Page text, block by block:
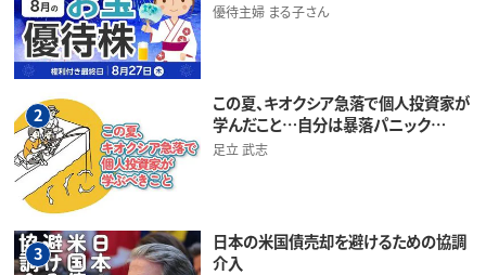
優待主婦 まる子さん
2
この夏、キオクシア急落で個人投資家が
学んだこと…自分は暴落パニック…
足立 武志
3
日本の米国債売却を避けるための協調
介入